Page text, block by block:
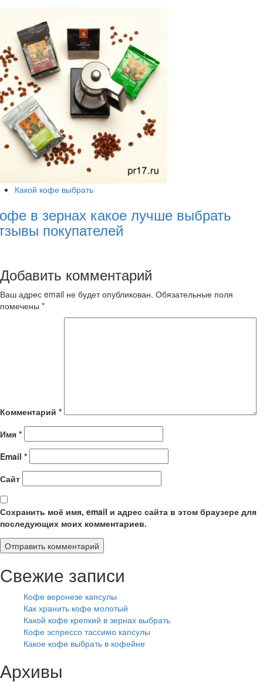
Какой кофе выбрать
в зернах какое лучше выбрать
покупателей
Добавить комментарий
Ваш адрес email не будет опубликован. Обязательные поля
помечены *
Комментарий *
Имя *
Email *
Сайт
Сохранить моё имя, email и адрес сайта в этом браузере для
последующих моих комментариев.
Свежие записи
Кофе веронезе капсулы
Как хранить кофе молотый
Какой кофе крепкий в зернах выбрать
Кофе эспрессо тассимо капсулы
Какое кофе выбрать в кофейне
Архивы